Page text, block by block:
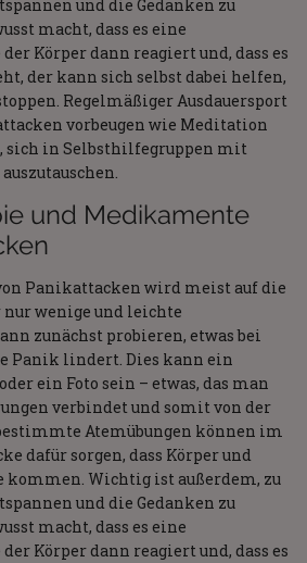
und die Gedanken zu
macht, dass es eine
Körper dann reagiert und, dass es
der kann sich selbst dabei helfen,
Regelmäßiger Ausdauersport
vorbeugen wie Meditation
sich in Selbsthilfegruppen mit
und Medikamente
Panikattacken wird meist auf die
nur wenige und leichte
zunächst probieren, etwas bei
Panik lindert. Dies kann ein
ein Foto sein – etwas, das man
verbindet und somit von der
Atemübungen können im
dafür sorgen, dass Körper und
kommen. Wichtig ist außerdem, zu
und die Gedanken zu
macht, dass es eine
Körper dann reagiert und, dass es